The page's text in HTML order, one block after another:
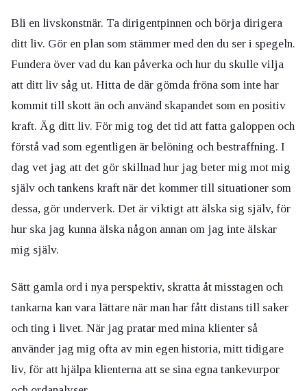
Bli en livskonstnär. Ta dirigentpinnen och börja dirigera
ditt liv. Gör en plan som stämmer med den du ser i spegeln.
Fundera över vad du kan påverka och hur du skulle vilja
att ditt liv såg ut. Hitta de där gömda fröna som inte har
kommit till skott än och använd skapandet som en positiv
kraft. Äg ditt liv. För mig tog det tid att fatta galoppen och
förstå vad som egentligen är belöning och bestraffning. I
dag vet jag att det gör skillnad hur jag beter mig mot mig
själv och tankens kraft när det kommer till situationer som
dessa, gör underverk. Det är viktigt att älska sig själv, för
hur ska jag kunna älska någon annan om jag inte älskar
mig själv.
Sätt gamla ord i nya perspektiv, skratta åt misstagen och
tankarna kan vara lättare när man har fått distans till saker
och ting i livet. När jag pratar med mina klienter så
använder jag mig ofta av min egen historia, mitt tidigare
liv, för att hjälpa klienterna att se sina egna tankevurpor